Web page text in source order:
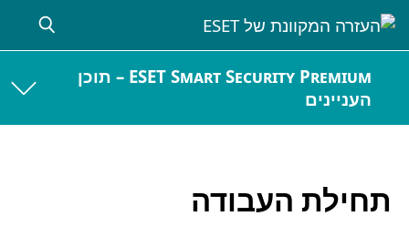
ESET Smart Security Premium – תוכן
העניינים
תחילת העבודה